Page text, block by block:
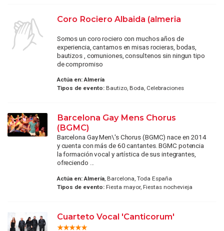
Coro Rociero Albaida (almeria
Somos un coro rociero con muchos años de
experiencia, cantamos en misas rocieras, bodas,
bautizos , comuniones, consultenos sin ningun tipo
de compromiso
Actúa en: Almería
Tipos de evento:Bautizo, Boda, Celebraciones
Barcelona Gay Mens Chorus
(BGMC)
Barcelona Gay Men\'s Chorus (BGMC) nace en 2014
y cuenta con más de 60 cantantes. BGMC potencia
la formación vocal y artística de sus integrantes,
ofreciendo ...
Actúa en: Almería, Barcelona, Toda España
Tipos de evento:Fiesta mayor, Fiestas nochevieja
Cuarteto Vocal 'Canticorum'